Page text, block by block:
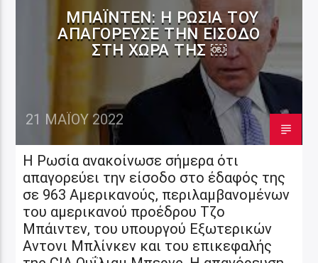
ΜΠΆΙΝΤΕΝ: Η ΡΩΣΊΑ ΤΟΥ
ΑΠΑΓΌΡΕΥΣΕ ΤΗΝ ΕΊΣΟΔΟ
ΣΤΗ ΧΏΡΑ ΤΗΣ ￼
21 ΜΑΪ́ΟΥ 2022
Η Ρωσία ανακοίνωσε σήμερα ότι
απαγορεύει την είσοδο στο έδαφός της
σε 963 Αμερικανούς, περιλαμβανομένων
του αμερικανού προέδρου Τζο
Μπάιντεν, του υπουργού Εξωτερικών
Αντονι Μπλίνκεν και του επικεφαλής